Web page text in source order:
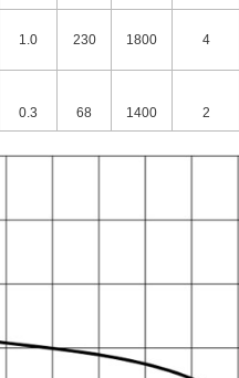
1.0 230 1800 4
0.3 68 1400 2